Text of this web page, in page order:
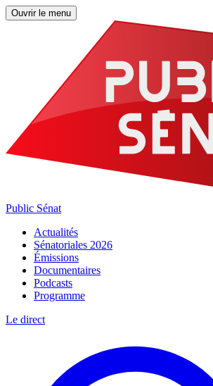
Ouvrir le menu
Public Sénat
Actualités
Sénatoriales 2026
Émissions
Documentaires
Podcasts
Programme
Le direct